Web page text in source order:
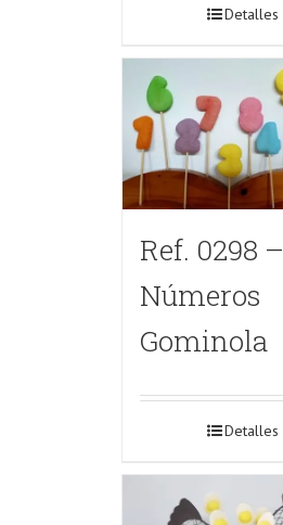
Detalles
Ref. 0298 –
Números
Gominola
Detalles